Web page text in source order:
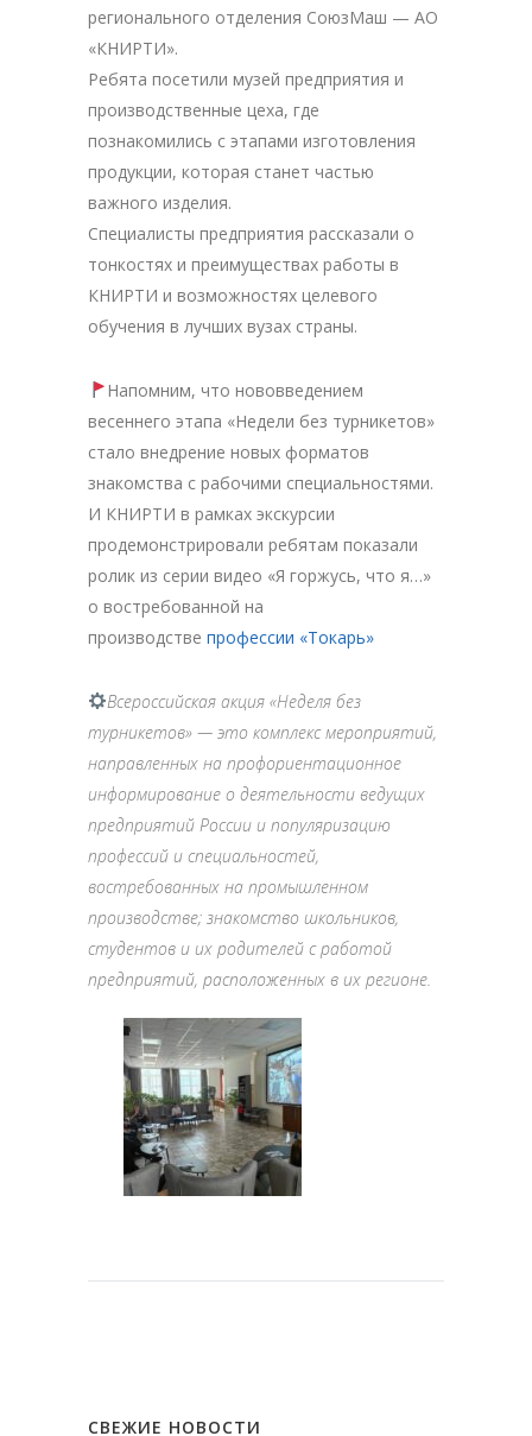
регионального отделения СоюзМаш — АО
«КНИРТИ».
Ребята посетили музей предприятия и
производственные цеха, где
познакомились с этапами изготовления
продукции, которая станет частью
важного изделия.
Специалисты предприятия рассказали о
тонкостях и преимуществах работы в
КНИРТИ и возможностях целевого
обучения в лучших вузах страны.
Напомним, что нововведением
весеннего этапа «Недели без турникетов»
стало внедрение новых форматов
знакомства с рабочими специальностями.
И КНИРТИ в рамках экскурсии
продемонстрировали ребятам показали
ролик из серии видео «Я горжусь, что я…»
о востребованной на
производстве профессии «Токарь»
Всероссийская акция «Неделя без
турникетов» — это комплекс мероприятий,
направленных на профориентационное
информирование о деятельности ведущих
предприятий России и популяризацию
профессий и специальностей,
востребованных на промышленном
производстве; знакомство школьников,
студентов и их родителей с работой
предприятий, расположенных в их регионе.
СВЕЖИЕ НОВОСТИ